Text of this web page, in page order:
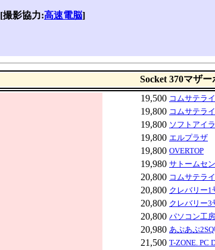
[撮影協力:高速電脳]
Socket 370マザー
19,500 コムサテラ
19,800 コムサテラ
19,800 ソフトアイ
19,800 エルプラザ
19,800 OVERTOP
19,980 サトームセ
20,800 コムサテラ
20,800 クレバリー1
20,800 クレバリー3
20,800 パソコン工
20,980 あぷあぷ
21,500 T-ZONE. PC